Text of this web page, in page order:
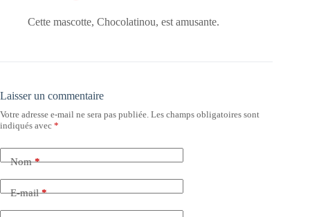
Cette mascotte, Chocolatinou, est amusante.
Laisser un commentaire
Votre adresse e-mail ne sera pas publiée. Les champs obligatoires sont
indiqués avec *
Nom*
E-mail*